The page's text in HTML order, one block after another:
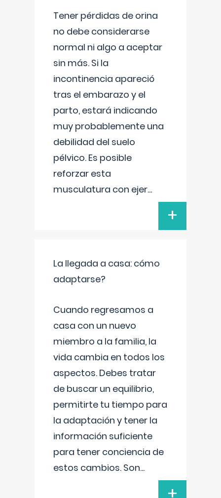
Tener pérdidas de orina
no debe considerarse
normal ni algo a aceptar
sin más. Si la
incontinencia apareció
tras el embarazo y el
parto, estará indicando
muy probablemente una
debilidad del suelo
pélvico. Es posible
reforzar esta
musculatura con ejer...
+
La llegada a casa: cómo
adaptarse?
Cuando regresamos a
casa con un nuevo
miembro a la familia, la
vida cambia en todos los
aspectos. Debes tratar
de buscar un equilibrio,
permitirte tu tiempo para
la adaptación y tener la
información suficiente
para tener conciencia de
estos cambios. Son...